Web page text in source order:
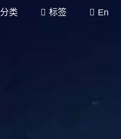
分类 标签 En